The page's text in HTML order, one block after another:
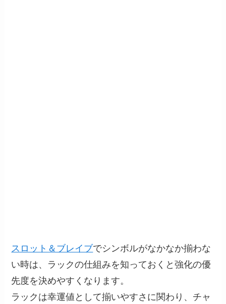
スロット＆ブレイブでシンボルがなかなか揃わな
い時は、ラックの仕組みを知っておくと強化の優
先度を決めやすくなります。
ラックは幸運値として揃いやすさに関わり、チャ